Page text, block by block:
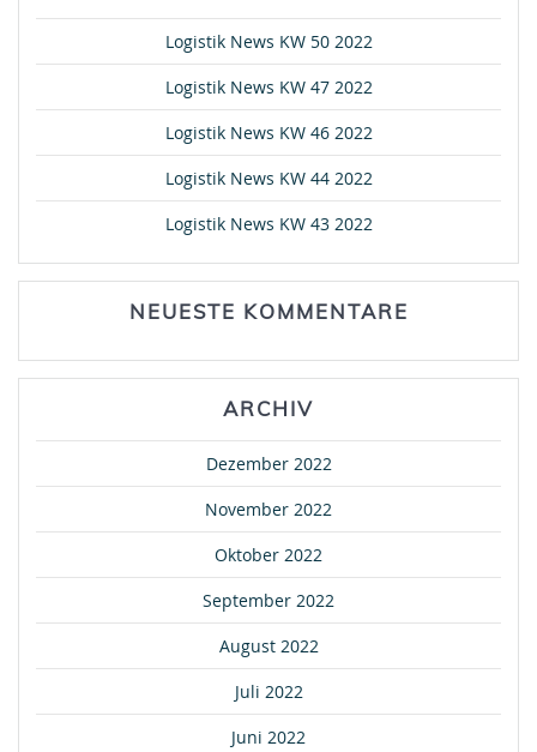
Logistik News KW 50 2022
Logistik News KW 47 2022
Logistik News KW 46 2022
Logistik News KW 44 2022
Logistik News KW 43 2022
NEUESTE KOMMENTARE
ARCHIV
Dezember 2022
November 2022
Oktober 2022
September 2022
August 2022
Juli 2022
Juni 2022